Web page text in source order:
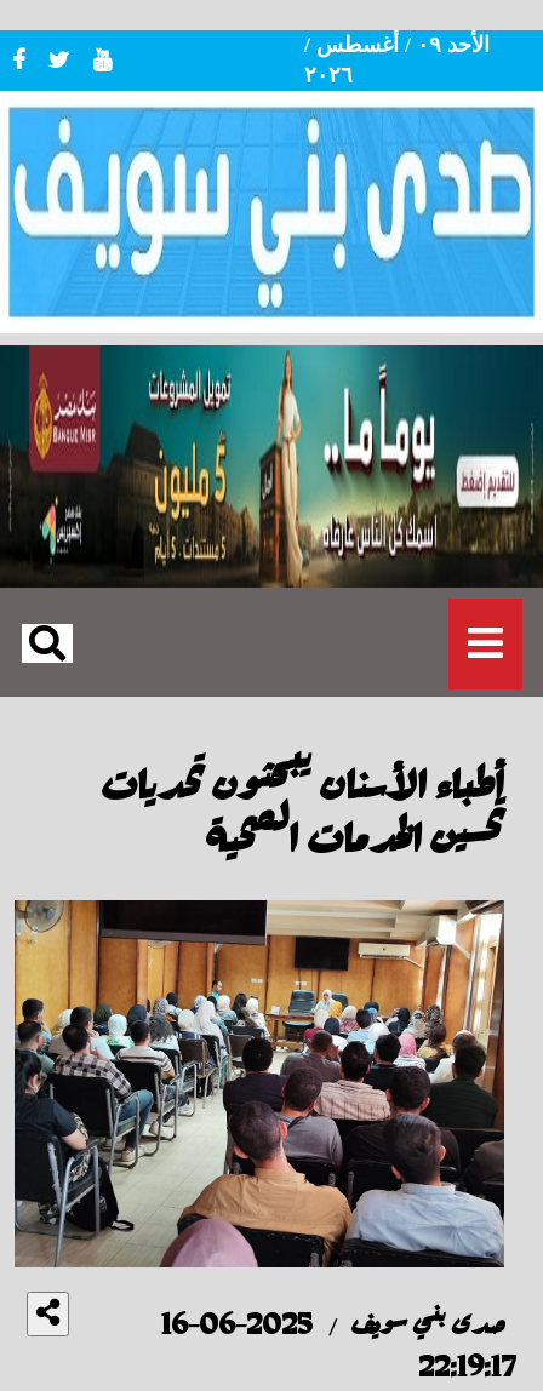
الأحد ٠٩ / أغسطس /
٢٠٢٦
أطباء الأسنان يبحثون تحديات
تحسين الخدمات الصحية
صدى بني سويف /
2025-06-16
22:19:17